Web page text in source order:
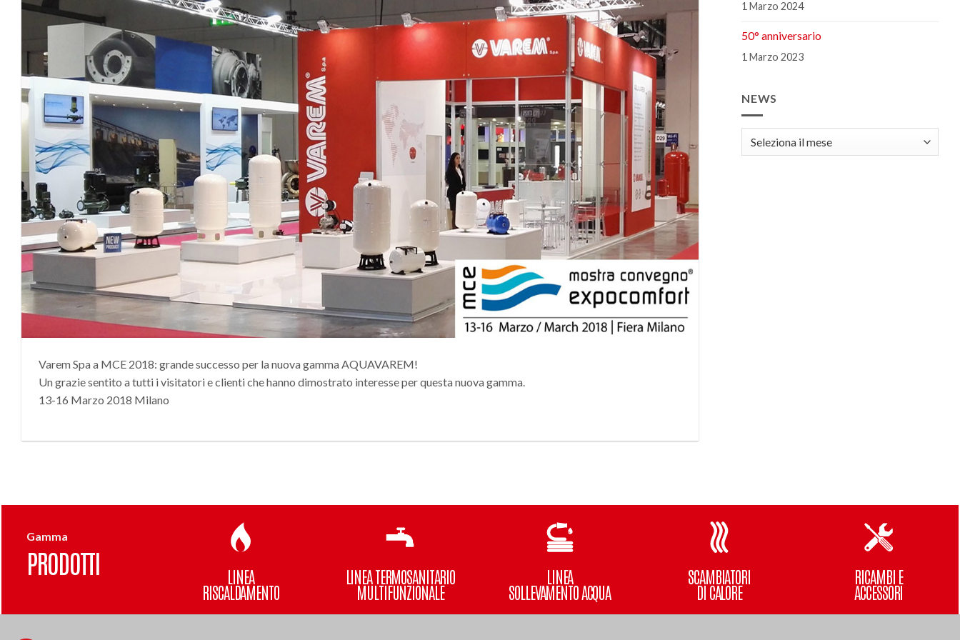
Varem Spa a MCE 2018: grande successo per la nuova gamma AQUAVAREM!
Un grazie sentito a tutti i visitatori e clienti che hanno dimostrato interesse per questa nuova gamma.
13-16 Marzo 2018 Milano
1 Marzo 2024
50° anniversario
1 Marzo 2023
NEWS
Gamma
PRODOTTI LINEA
RISCALDAMENTO
LINEA TERMOSANITARIO
MULTIFUNZIONALE
LINEA
SOLLEVAMENTO ACQUA
SCAMBIATORI
DI CALORE
RICAMBI E
ACCESSORI